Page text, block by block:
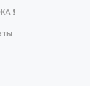
❗️